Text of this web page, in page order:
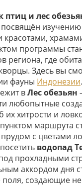
птиц и лес
программы
региона, где
Здесь вы
фауны Индонезии.
вЛес обезьян
любопытные
их хитрости и
маршрута
с цветами
водопад
прохладными
аккордом дня
поля, создающие